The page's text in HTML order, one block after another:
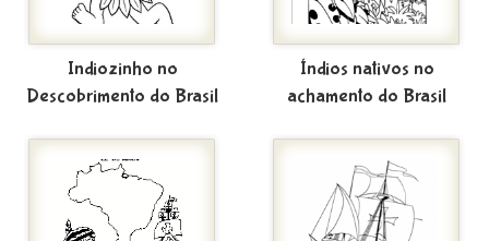
Indiozinho no
Descobrimento do Brasil
Índios nativos no
achamento do Brasil